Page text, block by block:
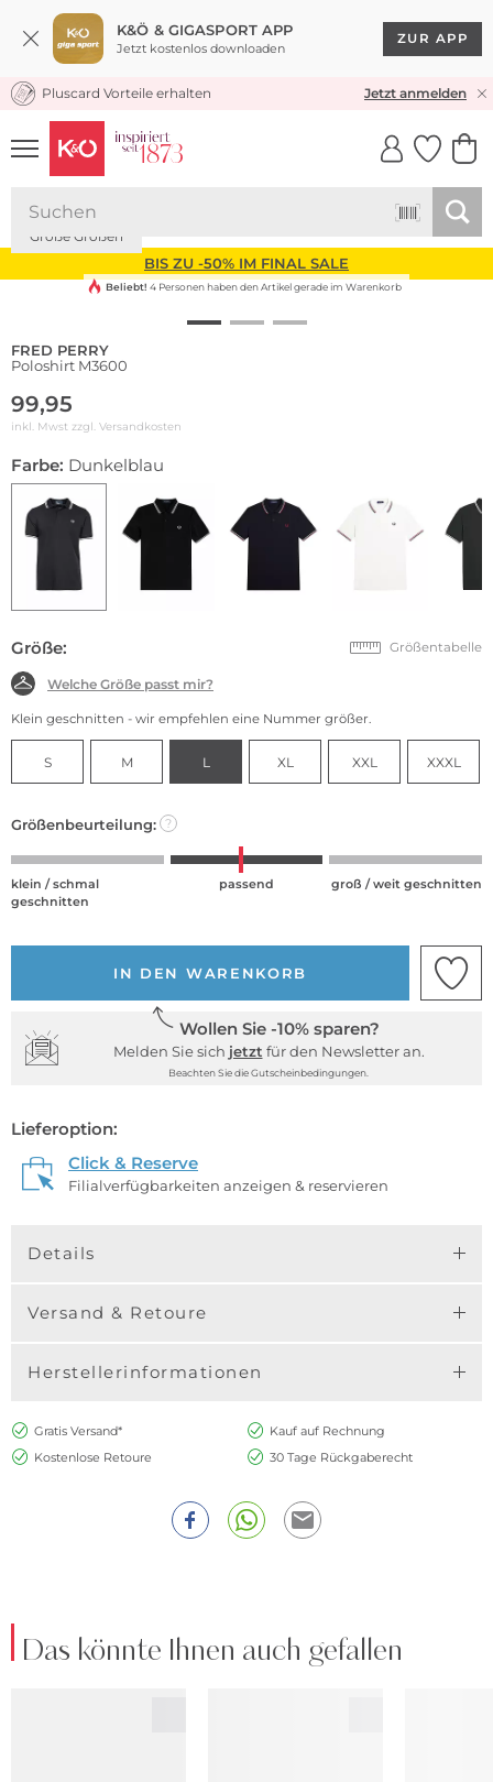
K&Ö & GIGASPORT APP
Jetzt kostenlos downloaden
ZUR APP
KOSTENLOSER VERSAND* & RÜCKVERSAND
Pluscard Vorteile erhalten Jetzt anmelden
UNSERE APP
CLICK &
BIS ZU -50% IM FINAL SALE
Große Größen
Beliebt! 4 Personen haben den Artikel gerade im Warenkorb
FRED PERRY
Poloshirt M3600
99,95
inkl. Mwst zzgl. Versandkosten
Farbe: Dunkelblau
Größe: Größentabelle
Welche Größe passt mir?
Klein geschnitten - wir empfehlen eine Nummer größer.
S M L XL XXL XXXL
Größenbeurteilung: ?
klein / schmal
geschnitten
passend groß / weit geschnitten
IN DEN WARENKORB
Wollen Sie -10% sparen?
Melden Sie sich jetzt für den Newsletter an.
Beachten Sie die Gutscheinbedingungen.
Lieferoption:
Click & Reserve
Filialverfügbarkeiten anzeigen & reservieren
Details
Versand & Retoure
Herstellerinformationen
Gratis Versand*
Kauf auf Rechnung
Kostenlose Retoure
30 Tage Rückgaberecht
Das könnte Ihnen auch gefallen